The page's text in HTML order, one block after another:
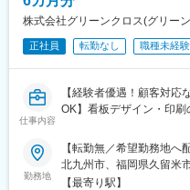
株式会社グリーンクロス(グリー
正社員 転勤なし 職種未経
仕事内容
【経験者優遇！顧客対
OK】看板デザイン・印
勤務地
【転勤無／希望勤務地
北九州市、福岡県久留米
県西彼杵郡長与町、長崎
【最寄り駅】